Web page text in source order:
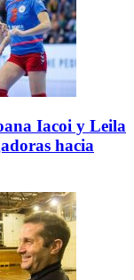
Iacoi y Leila
hacia